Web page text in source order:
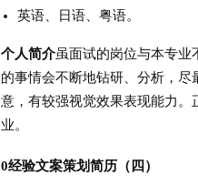
英语、日语、粤语。
个人简介虽面试的岗位与本专业
的事情会不断地钻研、分析，
意，有较强视觉效果表现能力
业。
0经验文案策划简历（四）